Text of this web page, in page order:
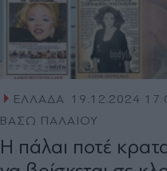
ΕΛΛΑΔΑ 19.12.2024
ΒΑΣΩ ΠΑΛΑΙΟΥ
Η πάλαι ποτέ